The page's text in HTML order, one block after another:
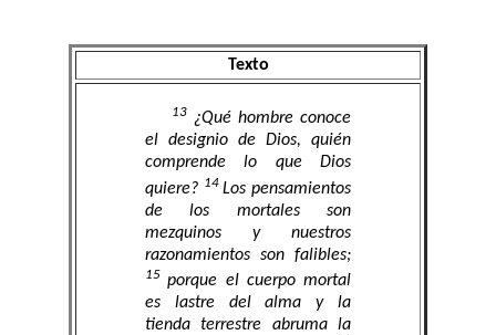
Texto
13 ¿Qué hombre conoce
el designio de Dios, quién
comprende lo que Dios
quiere? 14 Los pensamientos
de los mortales son
mezquinos y nuestros
razonamientos son falibles;
15 porque el cuerpo mortal
es lastre del alma y la
tienda terrestre abruma la